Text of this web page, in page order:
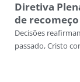
Diretiva
de
Decisões
passado, Cristo